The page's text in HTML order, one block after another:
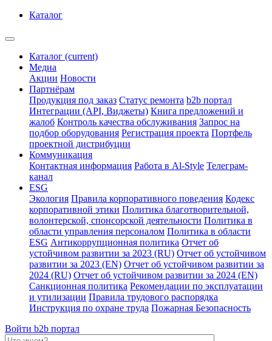
Каталог
Каталог (current)
Медиа
Акции Новости
Партнёрам
Продукция под заказ Статус ремонта b2b портал
Интеграции (API, Виджеты) Книга предложений и
жалоб Контроль качества обслуживания Запрос на
подбор оборудования Регистрация проекта Портфель
проектной дистрибуции
Коммуникация
Контактная информация Работа в Al-Style Телеграм-
канал
ESG
Экология Правила корпоративного поведения Кодекс
корпоративной этики Политика благотворительной,
волонтерской, спонсорской деятельности Политика в
области управления персоналом Политика в области
ESG Антикоррупционная политика Отчет об
устойчивом развитии за 2023 (RU) Отчет об устойчивом
развитии за 2023 (EN) Отчет об устойчивом развитии за
2024 (RU) Отчет об устойчивом развитии за 2024 (EN)
Санкционная политика Рекомендации по эксплуатации
и утилизации Правила трудового распорядка
Инструкция по охране труда Пожарная Безопасность
Войти b2b портал